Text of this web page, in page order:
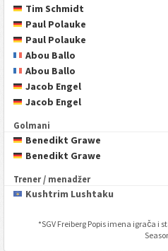
Tim Schmidt
Paul Polauke
Paul Polauke
Abou Ballo
Abou Ballo
Jacob Engel
Jacob Engel
Golmani
Benedikt Grawe
Benedikt Grawe
Trener / menadžer
Kushtrim Lushtaku
*SGV FreibergPopis imena igrača i